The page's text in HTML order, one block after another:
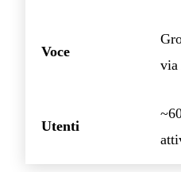
Voce
via
Utenti